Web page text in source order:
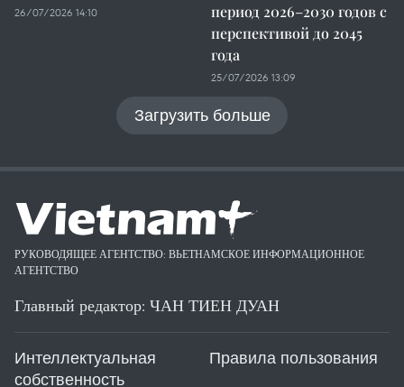
26/07/2026 14:10
период 2026–2030 годов с
перспективой до 2045
года
25/07/2026 13:09
Загрузить больше
РУКОВОДЯЩЕЕ АГЕНТСТВО: ВЬЕТНАМСКОЕ ИНФОРМАЦИОННОЕ
АГЕНТСТВО
Главный редактор: ЧАН ТИЕН ДУАН
Интеллектуальная
собственность
Правила пользования